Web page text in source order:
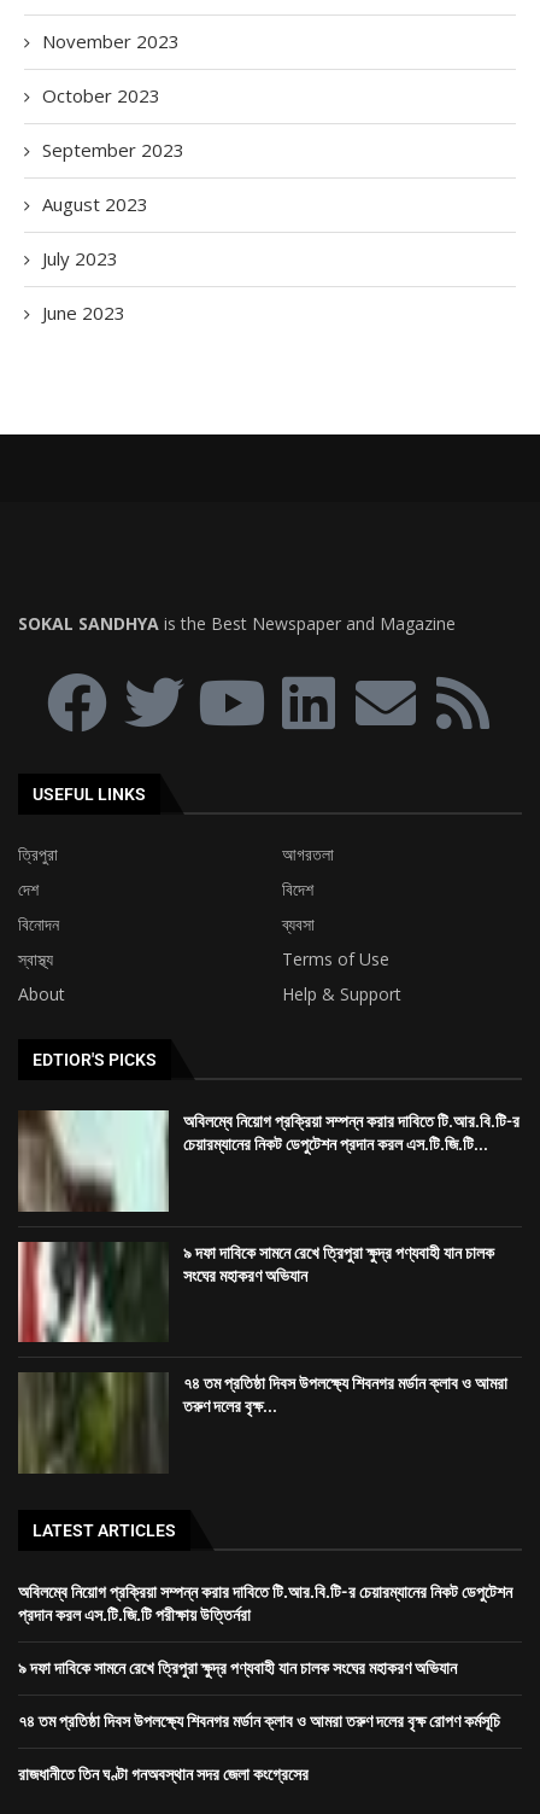
November 2023
October 2023
September 2023
August 2023
July 2023
June 2023
SOKAL SANDHYA is the Best Newspaper and Magazine
USEFUL LINKS
ত্রিপুরা
আগরতলা
দেশ
বিদেশ
বিনোদন
ব্যবসা
স্বাস্থ্য
Terms of Use
About
Help & Support
EDTIOR'S PICKS
অবিলম্বে নিয়োগ প্রক্রিয়া সম্পন্ন করার দাবিতে টি.আর.বি.টি-র
চেয়ারম্যানের নিকট ডেপুটেশন প্রদান করল এস.টি.জি.টি...
৯ দফা দাবিকে সামনে রেখে ত্রিপুরা ক্ষুদ্র পণ্যবাহী যান চালক
সংঘের মহাকরণ অভিযান
৭৪ তম প্রতিষ্ঠা দিবস উপলক্ষ্যে শিবনগর মর্ডান ক্লাব ও আমরা
তরুণ দলের বৃক্ষ...
LATEST ARTICLES
অবিলম্বে নিয়োগ প্রক্রিয়া সম্পন্ন করার দাবিতে টি.আর.বি.টি-র চেয়ারম্যানের নিকট ডেপুটেশন
প্রদান করল এস.টি.জি.টি পরীক্ষায় উত্তির্নরা
৯ দফা দাবিকে সামনে রেখে ত্রিপুরা ক্ষুদ্র পণ্যবাহী যান চালক সংঘের মহাকরণ অভিযান
৭৪ তম প্রতিষ্ঠা দিবস উপলক্ষ্যে শিবনগর মর্ডান ক্লাব ও আমরা তরুণ দলের বৃক্ষ রোপণ কর্মসূচি
রাজধানীতে তিন ঘণ্টা গনঅবস্থান সদর জেলা কংগ্রেসের